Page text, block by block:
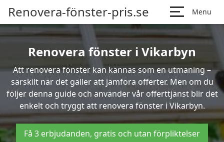
Renovera-fönster-pris.se Menu
Renovera fönster i Vikarbyn
Att renovera fönster kan kännas som en utmaning –
särskilt när det gäller att jämföra offerter. Men om du
följer denna guide och använder vår offerttjänst blir det
enkelt och tryggt att renovera fönster i Vikarbyn.
Få 3 erbjudanden, gratis och utan förpliktelser